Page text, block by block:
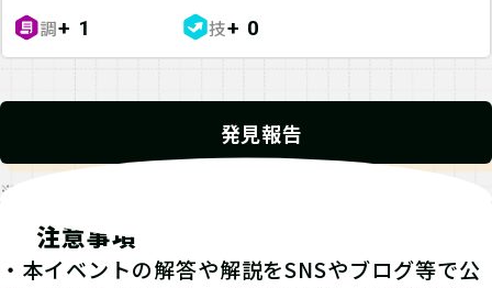
調+ 1 技+ 0
発見報告
※発見報告にGPSを使用するクエストが一部存在します。
注意事項
・本イベントの解答や解説をSNSやブログ等で公